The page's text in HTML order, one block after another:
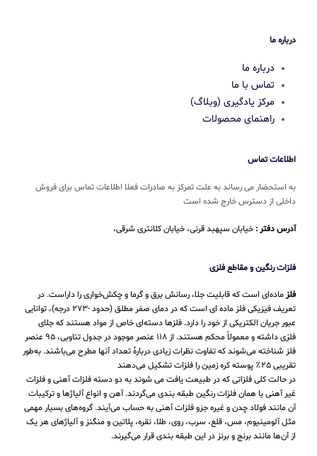
درباره ما
درباره ما
تماس با ما
مرکز یادگیری (وبلاگ)
راهنمای محصولات
اطلاعات تماس
به استحضار می رساند به علت تمرکز به صادرات فعلا اطلاعات تماس برای فروش
داخلی از دسترس خارج شده است
آدرس دفتر : خیابان سپهبد قرنی، خیابان کلانتری شرقی،
فلزات رنگین و مقاطع فلزی
فلز ماده‌ای است که قابلیت جلا، رسانش برق و گرما و چکش‌خواری را داراست. در
تعریف فیزیکی فلز ماده ای است که در دمای صفر مطلق (حدود -۲۷۳ درجه)، توانایی
عبور جریان الکتریکی از خود را دارد. فلزها دسته‌ای خاص از مواد هستند که جلای
فلزی داشته و معمولاً محکم هستند. از ۱۱۸ عنصر موجود در جدول تناوبی، ۹۵ عنصر
فلز شناخته می‌شوند که تفاوت نظرات زیادی دربارهٔ تعداد آنها مطرح می‌باشند. به‌طور
تقریبی ۲۵٪ پوسته کره زمین را فلزات تشکیل می‌دهند
در حالت کلی فلزاتی که در طبیعت یافت می شوند به دو دسته فلزات آهنی و فلزات
غیر آهنی یا همان فلزات رنگین طبقه بندی می‌گردند. آهن و انواع آلیاژها و ترکیبات
آن مانند فولاد چدن و غیره جزو فلزات آهنی به حساب می‌‌آیند. گروه‌های بسیار مهمی
مثل آلومینیوم، مس، قلع، سرب، روی، طلا، نقره، پلاتین و منگنز و آلیاژهای هر یک
از آن‌ها مانند برنج و برنز در این طبقه‌ بندی قرار می‌‌گیرند.